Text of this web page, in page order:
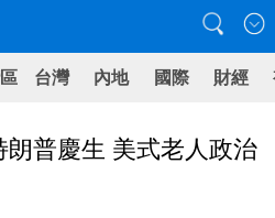
台灣 內地 國際 財經
朗普慶生 美式老人政治